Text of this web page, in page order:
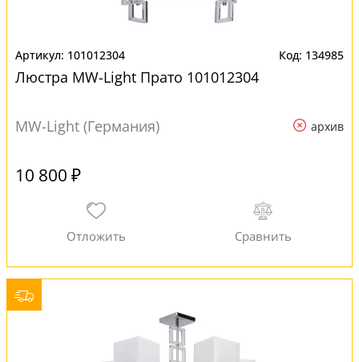
101012304 134985
Люстра MW-Light Прато 101012304
MW-Light (Германия) архив
10 800 ₽